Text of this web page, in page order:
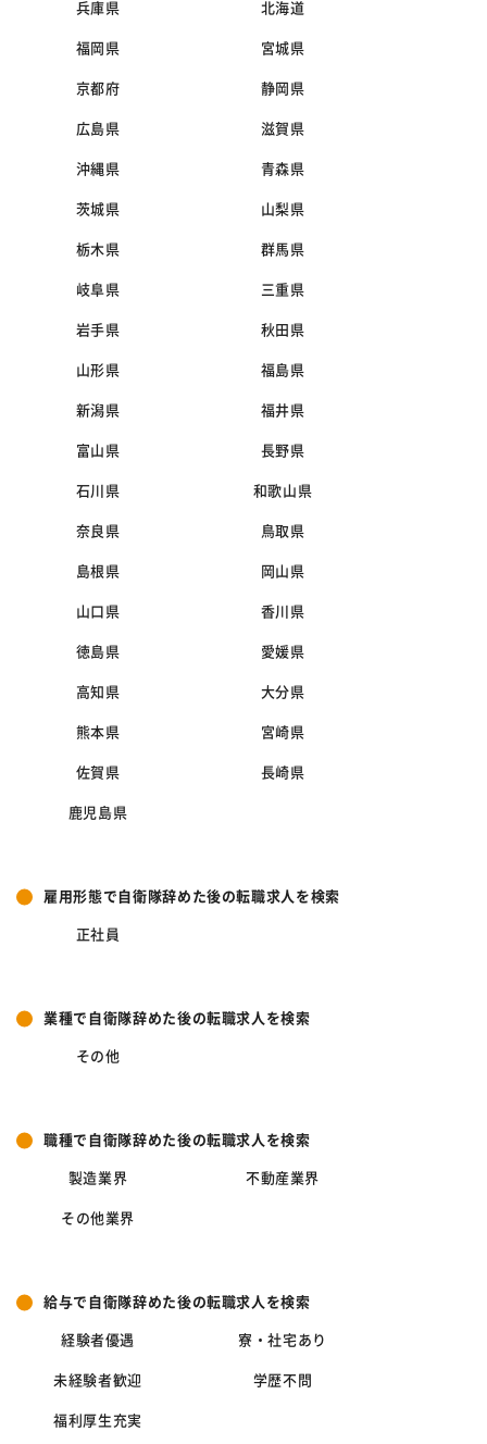
兵庫県 北海道
福岡県 宮城県
京都府 静岡県
広島県 滋賀県
沖縄県 青森県
茨城県 山梨県
栃木県 群馬県
岐阜県 三重県
岩手県 秋田県
山形県 福島県
新潟県 福井県
富山県 長野県
石川県 和歌山県
奈良県 鳥取県
島根県 岡山県
山口県 香川県
徳島県 愛媛県
高知県 大分県
熊本県 宮崎県
佐賀県 長崎県
鹿児島県
雇用形態で自衛隊辞めた後の転職求人を検索
正社員
業種で自衛隊辞めた後の転職求人を検索
その他
職種で自衛隊辞めた後の転職求人を検索
製造業界 不動産業界
その他業界
給与で自衛隊辞めた後の転職求人を検索
経験者優遇 寮・社宅あり
未経験者歓迎 学歴不問
福利厚生充実